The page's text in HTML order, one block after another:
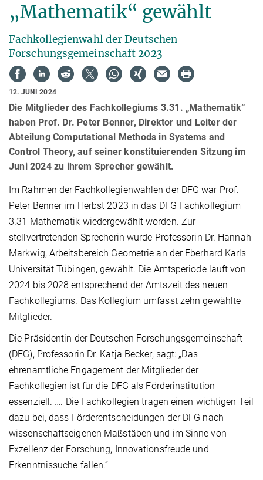
„Mathematik“ gewählt
Fachkollegienwahl der Deutschen
Forschungsgemeinschaft 2023
12. JUNI 2024
Die Mitglieder des Fachkollegiums 3.31. „Mathematik“
haben Prof. Dr. Peter Benner, Direktor und Leiter der
Abteilung Computational Methods in Systems and
Control Theory, auf seiner konstituierenden Sitzung im
Juni 2024 zu ihrem Sprecher gewählt.
Im Rahmen der Fachkollegienwahlen der DFG war Prof.
Peter Benner im Herbst 2023 in das DFG Fachkollegium
3.31 Mathematik wiedergewählt worden. Zur
stellvertretenden Sprecherin wurde Professorin Dr. Hannah
Markwig, Arbeitsbereich Geometrie an der Eberhard Karls
Universität Tübingen, gewählt. Die Amtsperiode läuft von
2024 bis 2028 entsprechend der Amtszeit des neuen
Fachkollegiums. Das Kollegium umfasst zehn gewählte
Mitglieder.
Die Präsidentin der Deutschen Forschungsgemeinschaft
(DFG), Professorin Dr. Katja Becker, sagt: „Das
ehrenamtliche Engagement der Mitglieder der
Fachkollegien ist für die DFG als Förderinstitution
essenziell. …. Die Fachkollegien tragen einen wichtigen Teil
dazu bei, dass Förderentscheidungen der DFG nach
wissenschaftseigenen Maßstäben und im Sinne von
Exzellenz der Forschung, Innovationsfreude und
Erkenntnissuche fallen.“